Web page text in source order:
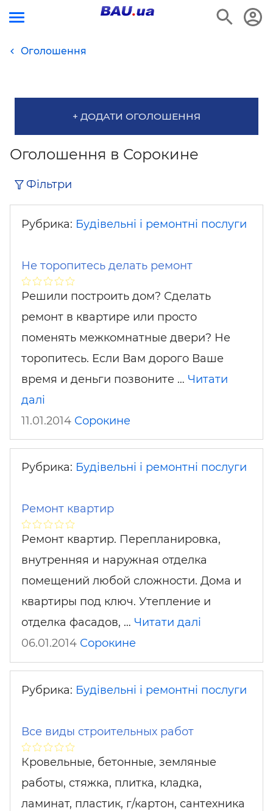
Оголошення
+ ДОДАТИ ОГОЛОШЕННЯ
Оголошення в Сорокине
Фільтри
Рубрика: Будівельні і ремонтні послуги
Не торопитесь делать ремонт
Решили построить дом? Сделать
ремонт в квартире или просто
поменять межкомнатные двери? Не
торопитесь. Если Вам дорого Ваше
время и деньги позвоните … Читати
далі
11.01.2014 Сорокине
Рубрика: Будівельні і ремонтні послуги
Ремонт квартир
Ремонт квартир. Перепланировка,
внутренняя и наружная отделка
помещений любой сложности. Дома и
квартиры под ключ. Утепление и
отделка фасадов, … Читати далі
06.01.2014 Сорокине
Рубрика: Будівельні і ремонтні послуги
Все виды строительных работ
Кровельные, бетонные, земляные
работы, стяжка, плитка, кладка,
ламинат, пластик, г/картон, сантехника